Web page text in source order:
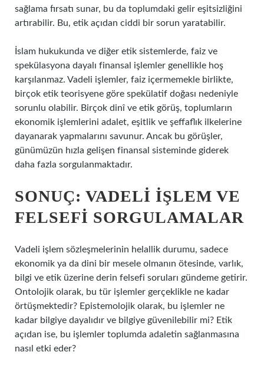
sağlama fırsatı sunar, bu da toplumdaki gelir eşitsizliğini
artırabilir. Bu, etik açıdan ciddi bir sorun yaratabilir.
İslam hukukunda ve diğer etik sistemlerde, faiz ve
spekülasyona dayalı finansal işlemler genellikle hoş
karşılanmaz. Vadeli işlemler, faiz içermemekle birlikte,
birçok etik teorisyene göre spekülatif doğası nedeniyle
sorunlu olabilir. Birçok dinî ve etik görüş, toplumların
ekonomik işlemlerini adalet, eşitlik ve şeffaflık ilkelerine
dayanarak yapmalarını savunur. Ancak bu görüşler,
günümüzün hızla gelişen finansal sisteminde giderek
daha fazla sorgulanmaktadır.
SONUÇ: VADELI İŞLEM VE
FELSEFI SORGULAMALAR
Vadeli işlem sözleşmelerinin helallik durumu, sadece
ekonomik ya da dini bir mesele olmanın ötesinde, varlık,
bilgi ve etik üzerine derin felsefi soruları gündeme getirir.
Ontolojik olarak, bu tür işlemler gerçeklikle ne kadar
örtüşmektedir? Epistemolojik olarak, bu işlemler ne
kadar bilgiye dayalıdır ve bilgiye güvenilebilir mi? Etik
açıdan ise, bu işlemler toplumda adaletin sağlanmasına
nasıl etki eder?